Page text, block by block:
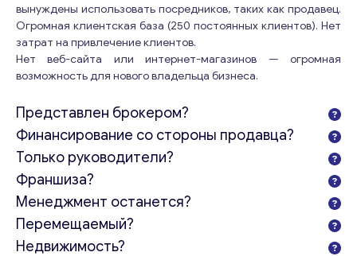
вынуждены использовать посредников, таких как продавец.
Огромная клиентская база (250 постоянных клиентов). Нет
затрат на привлечение клиентов.
Нет веб-сайта или интернет-магазинов — огромная
возможность для нового владельца бизнеса.
Представлен брокером?
Финансирование со стороны продавца?
Только руководители?
Франшиза?
Менеджмент останется?
Перемещаемый?
Недвижимость?